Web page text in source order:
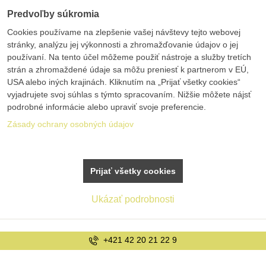
+421 42 20 21 22 9
Predvoľby súkromia
Cookies používame na zlepšenie vašej návštevy tejto webovej
stránky, analýzu jej výkonnosti a zhromažďovanie údajov o jej
používaní. Na tento účel môžeme použiť nástroje a služby tretích
strán a zhromaždené údaje sa môžu preniesť k partnerom v EÚ,
USA alebo iných krajinách. Kliknutím na „Prijať všetky cookies“
vyjadrujete svoj súhlas s týmto spracovaním. Nižšie môžete nájsť
podrobné informácie alebo upraviť svoje preferencie.
Zásady ochrany osobných údajov
Ukázať podrobnosti
Prijať všetky cookies